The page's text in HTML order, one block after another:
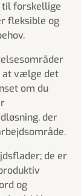
forskellige
fleksible og
at vælge det
om du
der
de er
og